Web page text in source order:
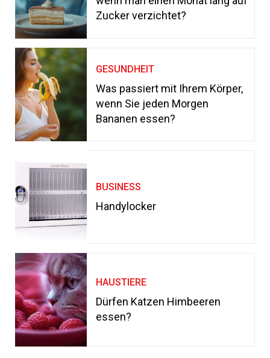
Zucker verzichtet?
GESUNDHEIT
Was passiert mit Ihrem Körper,
wenn Sie jeden Morgen
Bananen essen?
BUSINESS
Handylocker
HAUSTIERE
Dürfen Katzen Himbeeren
essen?